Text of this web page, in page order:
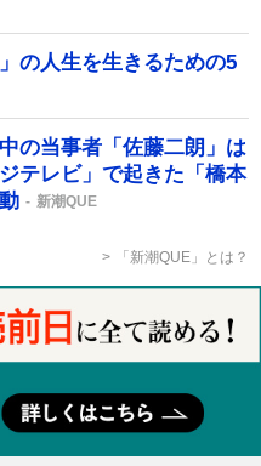
の人生を生きるための5
の当事者「佐藤二朗」は
テレビ」で起きた「橋本
新潮QUE
「新潮QUE」とは？